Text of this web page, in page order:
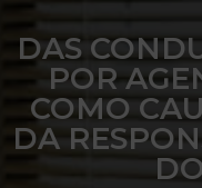
DAS
POR
COMO
DA